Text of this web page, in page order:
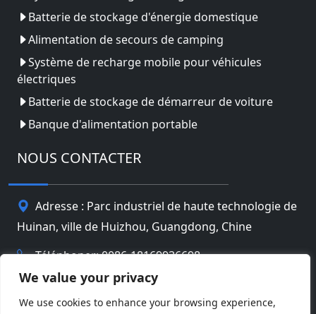
We value your privacy
We use cookies to enhance your browsing experience,
Batterie de stockage d'énergie domestique
Alimentation de secours de camping
Système de recharge mobile pour véhicules
électriques
Batterie de stockage de démarreur de voiture
Banque d'alimentation portable
NOUS CONTACTER
Adresse : Parc industriel de haute technologie de
Huinan, ville de Huizhou, Guangdong, Chine
Téléphoner: 0086-18169936698
info@jbbatterychina.com